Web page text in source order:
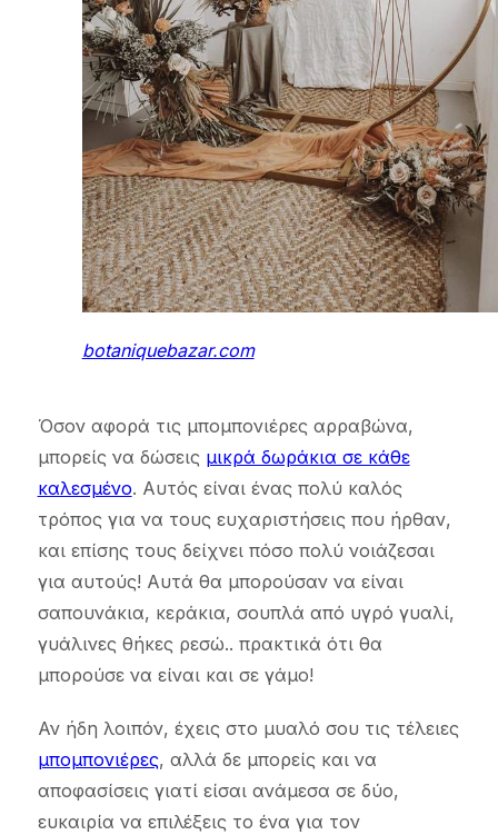
botaniquebazar.com
Όσον αφορά τις μπομπονιέρες αρραβώνα,
μπορείς να δώσεις μικρά δωράκια σε κάθε
καλεσμένο. Αυτός είναι ένας πολύ καλός
τρόπος για να τους ευχαριστήσεις που ήρθαν,
και επίσης τους δείχνει πόσο πολύ νοιάζεσαι
για αυτούς! Αυτά θα μπορούσαν να είναι
σαπουνάκια, κεράκια, σουπλά από υγρό γυαλί,
γυάλινες θήκες ρεσώ.. πρακτικά ότι θα
μπορούσε να είναι και σε γάμο!
Αν ήδη λοιπόν, έχεις στο μυαλό σου τις τέλειες
μπομπονιέρες, αλλά δε μπορείς και να
αποφασίσεις γιατί είσαι ανάμεσα σε δύο,
ευκαιρία να επιλέξεις το ένα για τον